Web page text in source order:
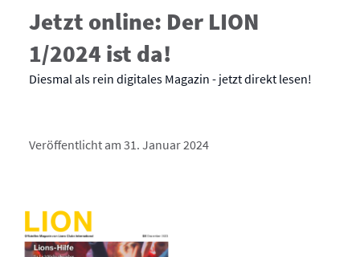
Jetzt online: Der LION
1/2024 ist da!
Diesmal als rein digitales Magazin - jetzt direkt lesen!
Veröffentlicht am 31. Januar 2024